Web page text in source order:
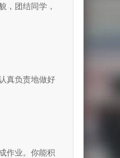
，团结同学，
真负责地做好
作业。你能积